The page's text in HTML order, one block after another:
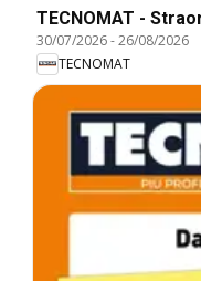
TECNOMAT -
30/07/2026-26/08/2026
TECNOMAT